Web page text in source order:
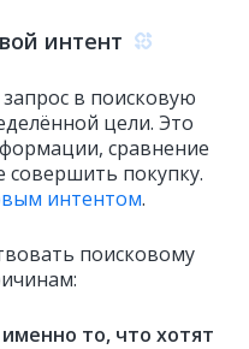
интент
в поисковую
цели. Это
сравнение
совершить покупку.
интентом.
поисковому
то, что хотят